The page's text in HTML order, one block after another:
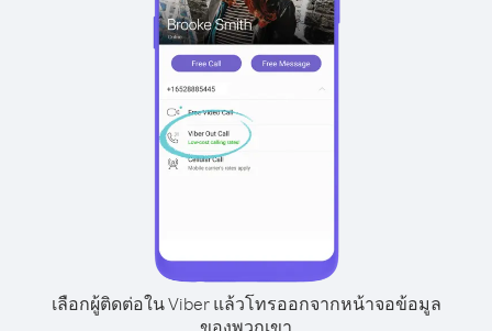
เลือกผู้ติดต่อใน Viber แล้วโทรออกจากหน้าจอข้อมูล
ของพวกเขา